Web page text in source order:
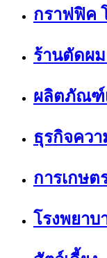
กราฟฟิค
ร้านตัดผม
ผลิตภัณฑ์
ธุรกิจควา
การเกษต
โรงพยา